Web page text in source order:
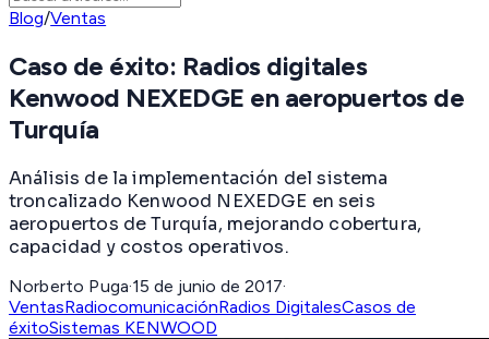
Blog/Ventas
Caso de éxito: Radios digitales
Kenwood NEXEDGE en aeropuertos de
Turquía
Análisis de la implementación del sistema
troncalizado Kenwood NEXEDGE en seis
aeropuertos de Turquía, mejorando cobertura,
capacidad y costos operativos.
Norberto Puga·15 de junio de 2017·
VentasRadiocomunicaciónRadios DigitalesCasos de
éxitoSistemas KENWOOD